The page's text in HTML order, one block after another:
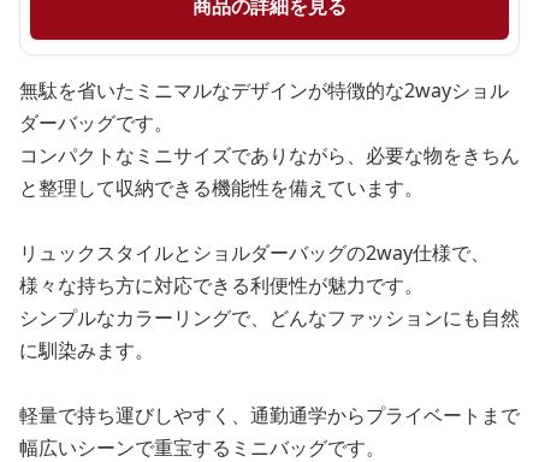
商品の詳細を見る
無駄を省いたミニマルなデザインが特徴的な2wayショル
ダーバッグです。
コンパクトなミニサイズでありながら、必要な物をきちん
と整理して収納できる機能性を備えています。
リュックスタイルとショルダーバッグの2way仕様で、
様々な持ち方に対応できる利便性が魅力です。
シンプルなカラーリングで、どんなファッションにも自然
に馴染みます。
軽量で持ち運びしやすく、通勤通学からプライベートまで
幅広いシーンで重宝するミニバッグです。